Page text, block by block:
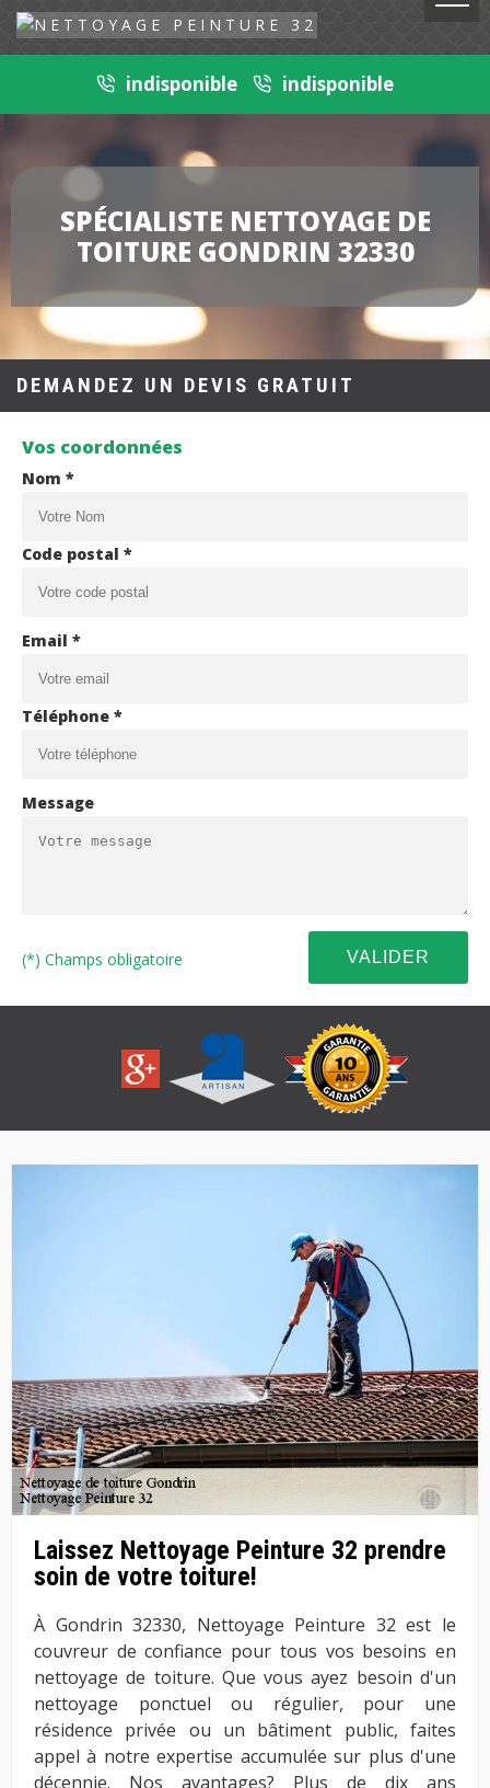
indisponible indisponible
SPÉCIALISTE NETTOYAGE DE
TOITURE GONDRIN 32330
DEMANDEZ UN DEVIS GRATUIT
Vos coordonnées
Nom *
Code postal *
Email *
Téléphone *
Message
(*) Champs obligatoire
Laissez Nettoyage Peinture 32 prendre
soin de votre toiture!
À Gondrin 32330, Nettoyage Peinture 32 est le
couvreur de confiance pour tous vos besoins en
nettoyage de toiture. Que vous ayez besoin d'un
nettoyage ponctuel ou régulier, pour une
résidence privée ou un bâtiment public, faites
appel à notre expertise accumulée sur plus d'une
décennie. Nos avantages? Plus de dix ans